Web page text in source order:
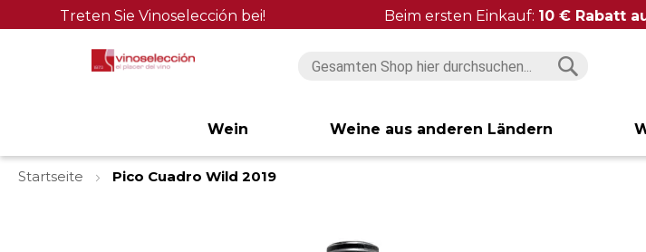
Treten Sie Vinoselección bei! Beim ersten Einkauf: 10 € Rabatt
Wein Weine aus anderen Ländern
Startseite
Pico Cuadro Wild 2019